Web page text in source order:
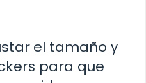
el tamaño y
para que